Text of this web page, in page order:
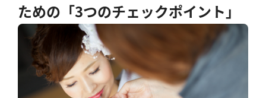
ための「3つのチェックポイント」